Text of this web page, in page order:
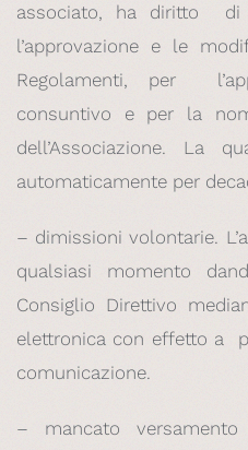
associato, ha diritto di
l’approvazione e le
Regolamenti, per
consuntivo e per la
dell’Associazione. La
automaticamente per
– dimissioni volontarie.
qualsiasi momento
Consiglio Direttivo
elettronica con effetto a
comunicazione.
– mancato